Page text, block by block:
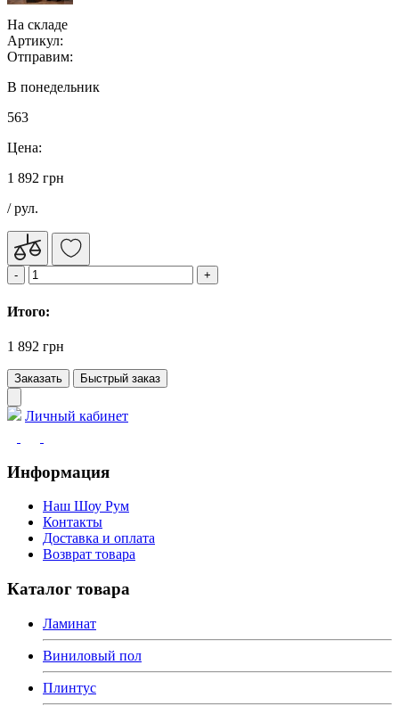
На складе
Артикул:
Отправим:
В понедельник
563
Цена:
1 892 грн
/ рул.
Итого:
1 892 грн
Заказать Быстрый заказ
Личный кабинет
Информация
Наш Шоу Рум
Контакты
Доставка и оплата
Возврат товара
Каталог товара
Ламинат
Виниловый пол
Плинтус